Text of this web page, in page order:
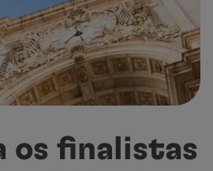
os finalistas